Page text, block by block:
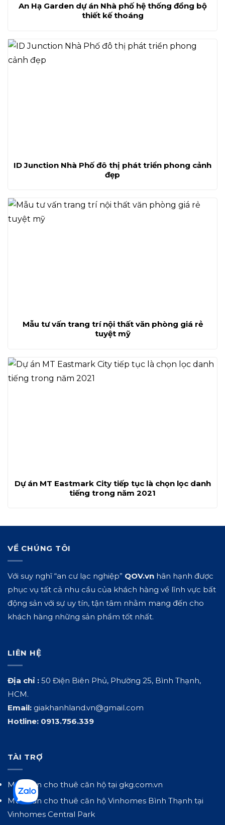
An Hạ Garden dự án Nhà phố hệ thống đồng bộ
thiết kế thoáng
ID Junction Nhà Phố đô thị phát triển phong cảnh
đẹp
Mẫu tư vấn trang trí nội thất văn phòng giá rẻ
tuyệt mỹ
Dự án MT Eastmark City tiếp tục là chọn lọc danh
tiếng trong năm 2021
VỀ CHÚNG TÔI
Với suy nghĩ “an cư lạc nghiệp” QOV.vn hân hạnh được
phục vụ tất cả nhu cầu của khách hàng về lĩnh vực bất
động sản với sự uy tín, tận tâm nhằm mang đến cho
khách hàng những sản phẩm tốt nhất.
LIÊN HỆ
Địa chỉ : 50 Điện Biên Phủ, Phường 25, Bình Thạnh,
HCM.
Email: giakhanhland.vn@gmail.com
Hotline: 0913.756.339
TÀI TRỢ
Mua bán cho thuê căn hộ tại gkg.com.vn
Mua bán cho thuê căn hộ Vinhomes Bình Thạnh tại
Vinhomes Central Park